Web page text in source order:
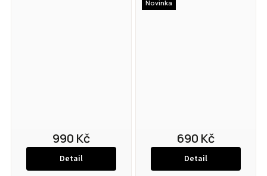
990 Kč
Detail
Novinka
690 Kč
Detail